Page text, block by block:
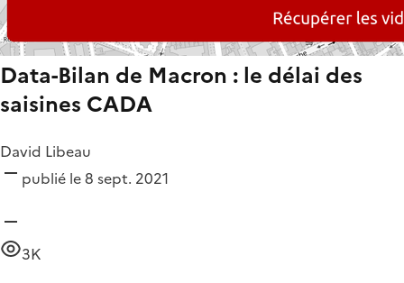
Data-Bilan de Macron : le délai des
saisines CADA
David Libeau
publié le 8 sept. 2021
3K